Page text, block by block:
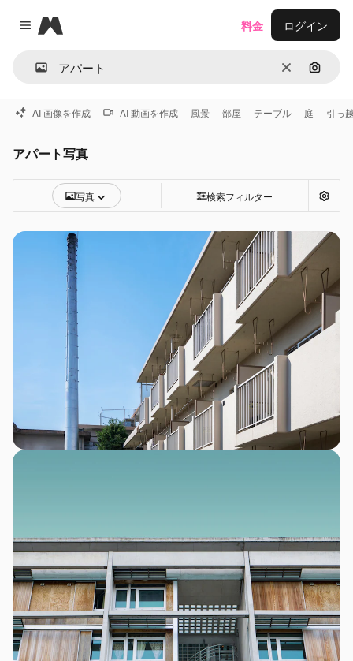
Close menu
Magnific
消去 画像で
料金 ログイン
AI 画像を作成 AI 動画を作成 風景 部屋 テーブル 庭 引っ
アパート写真
写真 検索フィルター